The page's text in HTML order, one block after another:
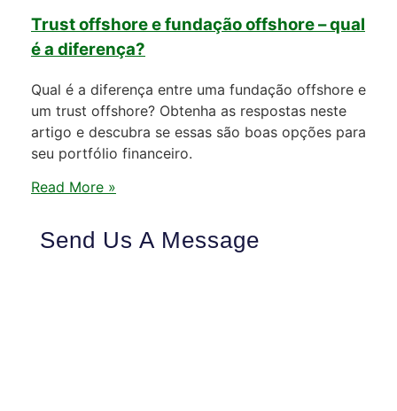
Trust offshore e fundação offshore – qual
é a diferença?
Qual é a diferença entre uma fundação offshore e
um trust offshore? Obtenha as respostas neste
artigo e descubra se essas são boas opções para
seu portfólio financeiro.
Read More »
Send Us A Message